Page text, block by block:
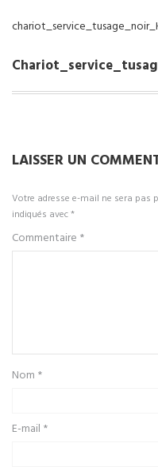
LAISSER UN
Votre adresse e-mail ne sera pas
indiqués avec*
Commentaire *
Nom *
E-mail *